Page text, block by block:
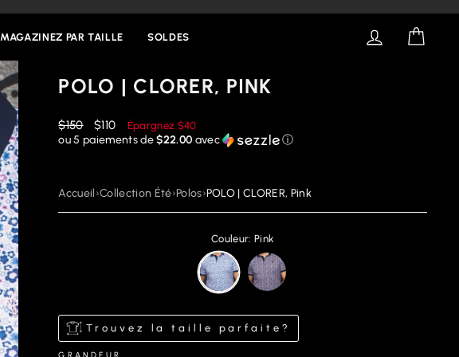
MAGAZINEZ PAR TAILLE SOLDES SE
POLO | CLORER, PINK
Prix
régulier
$150
Prix
réduit
$110 Épargnez $40
ou 5 paiements de$22.00 avec ⓘ
Accueil›Collection Été›Polos›POLO | CLORER, Pink
Couleur: Pink
Trouvez la taille parfaite?
GRANDEUR